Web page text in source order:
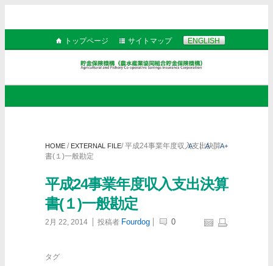
トップページ サイトマップ ENGLISH
HOME / EXTERNAL FILE/平成24事業年度収入支出決算
書(１)一般勘定
平成24事業年度収入支出決算
書(１)一般勘定
2月 22, 2014 投稿者 Fourdog 0
タグ
A- A A+